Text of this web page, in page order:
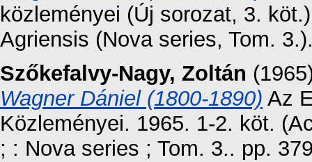
közleményei (Új sorozat, 3.
Agriensis (Nova series, Tom.
Szőkefalvy-Nagy, Zoltán
Wagner Dániel (1800-1890) Az
Közleményei. 1965. 1-2. köt.
; : Nova series ; Tom. 3.. pp.